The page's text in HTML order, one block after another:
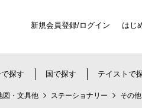
新規会員登録/ログイン はじ
探す 国で探す テイストで
図・文具他 ステーショナリー その他